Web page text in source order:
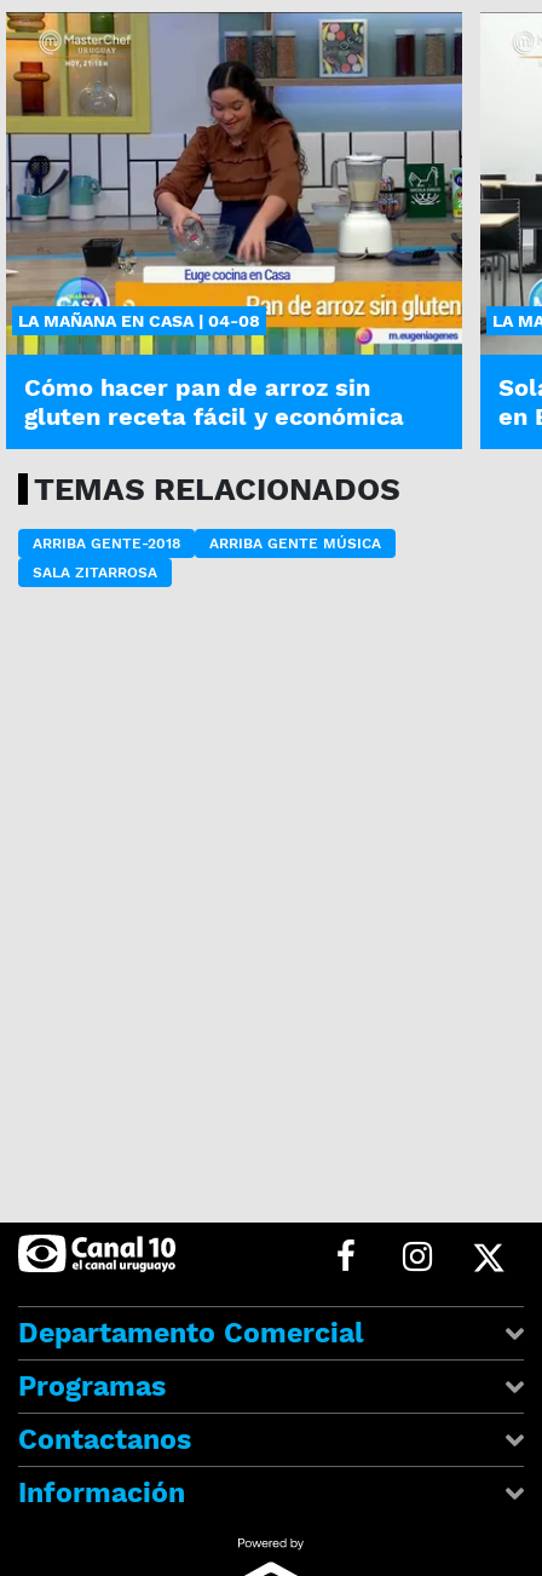
LA MAÑANA EN CASA | 04-08
Cómo hacer pan de arroz sin
gluten receta fácil y económica
LA
en
TEMAS RELACIONADOS
ARRIBA GENTE-2018
ARRIBA GENTE MÚSICA
SALA ZITARROSA
Departamento Comercial
Programas
Contactanos
Información